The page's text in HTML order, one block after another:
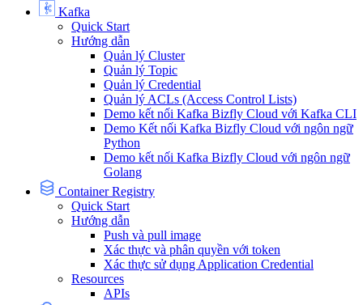
Kafka
Quick Start
Hướng dẫn
Quản lý Cluster
Quản lý Topic
Quản lý Credential
Quản lý ACLs (Access Control Lists)
Demo kết nối Kafka Bizfly Cloud với Kafka CLI
Demo Kết nối Kafka Bizfly Cloud với ngôn ngữ
Python
Demo kết nối Kafka Bizfly Cloud với ngôn ngữ
Golang
Container Registry
Quick Start
Hướng dẫn
Push và pull image
Xác thực và phân quyền với token
Xác thực sử dụng Application Credential
Resources
APIs